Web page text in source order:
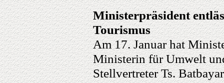
Ministerpräsident
Tourismus
Am 17. Januar hat
Ministerin für Umwelt
Stellvertreter Ts.